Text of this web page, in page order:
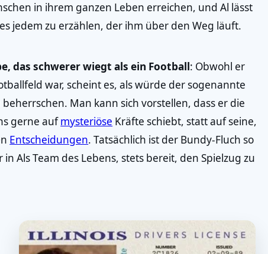
in ihrem ganzen Leben erreichen, und Al lässt
jedem zu erzählen, der ihm über den Weg läuft.
das schwerer wiegt als ein Football: Obwohl er
war, scheint es, als würde der sogenannte
beherrschen. Man kann sich vorstellen, dass er die
gerne aufmysteriöse Kräfte schiebt, statt auf seine,
Entscheidungen. Tatsächlich ist der Bundy-Fluch so
Als Team des Lebens, stets bereit, den Spielzug zu